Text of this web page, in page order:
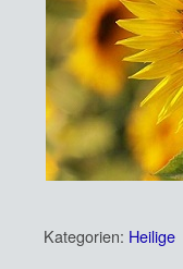
Kategorien: Heilige